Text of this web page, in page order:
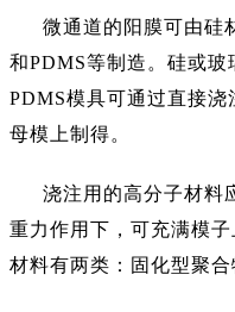
微通道的阳膜可由硅
和PDMS等制造。硅或玻
PDMS模具可通过直接
母模上制得。
浇注用的高分子材料
重力作用下，可充满模
材料有两类：固化型聚合